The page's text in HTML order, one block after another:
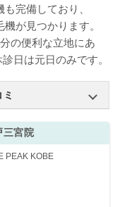
完備しており、
が見つかります。
の便利な立地にあ
日は元日のみです。
三宮院
PEAK KOBE